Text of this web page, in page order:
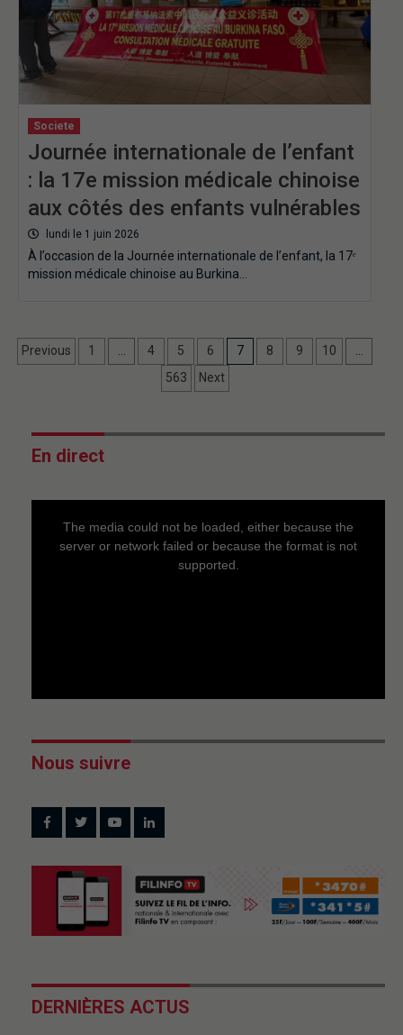
Societe
Journée internationale de l’enfant
: la 17e mission médicale chinoise
aux côtés des enfants vulnérables
lundi le 1 juin 2026
À l’occasion de la Journée internationale de l’enfant, la 17ᵉ
mission médicale chinoise au Burkina…
Previous 1 4 5 6 7 8 9 10
563
Next
En direct
The media could not be loaded, either because the
server or network failed or because the format is not
supported.
Nous suivre
DERNIÈRES ACTUS